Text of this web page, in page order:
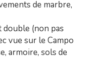
de marbre,
(non pas
vue sur le Campo
armoire, sols de